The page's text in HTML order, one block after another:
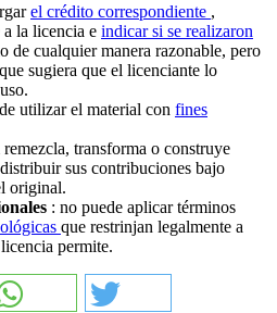
el crédito correspondiente ,
la licencia e indicar si se realizaron
de cualquier manera razonable, pero
sugiera que el licenciante lo
utilizar el material con fines
transforma o construye
sus contribuciones bajo
original.
: no puede aplicar términos
que restrinjan legalmente a
permite.